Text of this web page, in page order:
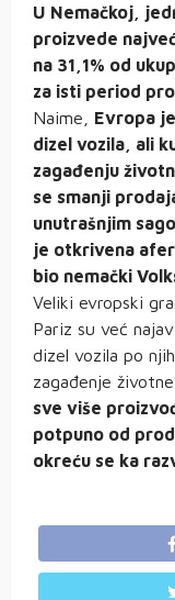
U Nemačkoj,
proizvede
na 31,1% od
za isti period
Naime, Evropa
dizel vozila, ali
zagađenju
se smanji
unutrašnjim
je otkrivena
bio nemački
Veliki evropski
Pariz su već
dizel vozila po
zagađenje životne
sve više
potpuno od
okreću se ka